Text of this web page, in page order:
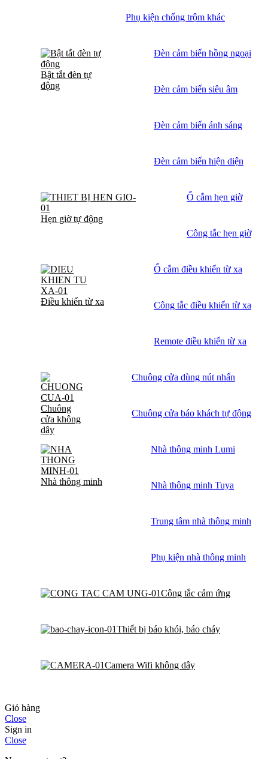
Phụ kiện chống trộm khác
Bật tắt đèn tự
động
Đèn cảm biến hồng ngoại
Đèn cảm biến siêu âm
Đèn cảm biến ánh sáng
Đèn cảm biến hiện diện
Hẹn giờ tự động
Ổ cắm hẹn giờ
Công tắc hẹn giờ
Điều khiển từ xa
Ổ cắm điều khiển từ xa
Công tắc điều khiển từ xa
Remote điều khiển từ xa
Chuông
cửa không
dây
Chuông cửa dùng nút nhấn
Chuông cửa báo khách tự động
Nhà thông minh
Nhà thông minh Lumi
Nhà thông minh Tuya
Trung tâm nhà thông minh
Phụ kiện nhà thông minh
Công tắc cảm ứng
Thiết bị báo khói, báo cháy
Camera Wifi không dây
Giỏ hàng
Close
Sign in
Close